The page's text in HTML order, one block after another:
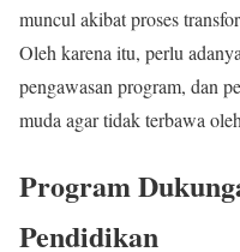
muncul akibat proses
Oleh karena itu, perlu
pengawasan program, dan
muda agar tidak terbawa
Program
Pendidikan